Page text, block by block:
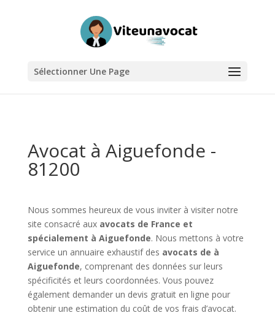
Sélectionner Une Page
Avocat à Aiguefonde -
81200
Nous sommes heureux de vous inviter à visiter notre
site consacré aux avocats de France et
spécialement à Aiguefonde. Nous mettons à votre
service un annuaire exhaustif des avocats de à
Aiguefonde, comprenant des données sur leurs
spécificités et leurs coordonnées. Vous pouvez
également demander un devis gratuit en ligne pour
obtenir une estimation du coût de vos frais d’avocat.